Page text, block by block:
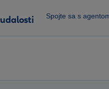
Spojte sa s